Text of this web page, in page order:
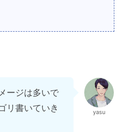
ージは多いで
リ書いていき
yasu